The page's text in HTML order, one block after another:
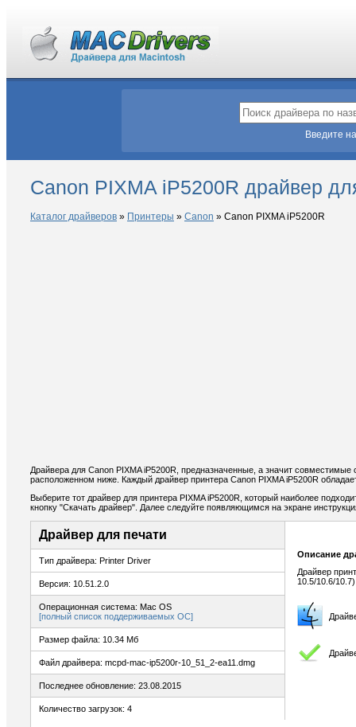
Введите
Canon PIXMA iP5200R драйвер
Каталог драйверов » Принтеры » Canon » Canon PIXMA iP5200R
Драйвера для Canon PIXMA iP5200R, предназначенные, а значит
расположенном ниже. Каждый драйвер принтера Canon PIXMA iP5200R
Выберите тот драйвер для принтера PIXMA iP5200R, который наиболее
кнопку "Скачать драйвер". Далее следуйте появляющимся на экране
Драйвер для печати
Тип драйвера: Printer Driver
Версия: 10.51.2.0
Операционная система: Mac OS
[полный список поддерживаемых ОС]
Размер файла: 10.34 Мб
Файл драйвера: mcpd-mac-ip5200r-10_51_2-ea11.dmg
Последнее обновление: 23.08.2015
Количество загрузок: 4
Описание
Драйвер
10.5/10.6/10.7)